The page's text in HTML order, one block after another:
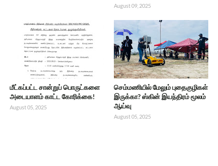
August 09, 2025
மீட்கப்பட்ட சான்றுப் பொருட்களை
அடையாளம் காட்ட கோரிக்கை!
August 05, 2025
செம்மணியில் மேலும் புதைகுழிகள்
இருக்கா? ஸ்கின் இயந்திரம் மூலம்
ஆய்வு
August 05, 2025